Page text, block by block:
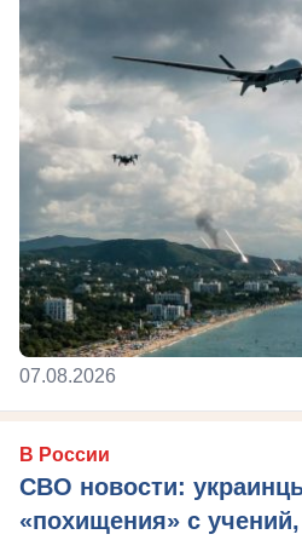
07.08.2026
В России
СВО новости:
«похищения» с